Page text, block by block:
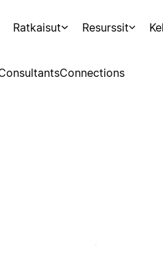
Ratkaisut Resurssit
Connections